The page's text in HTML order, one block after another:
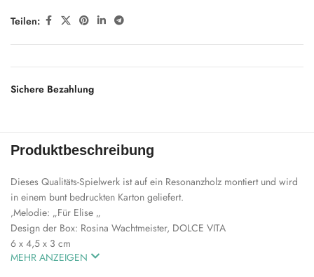
Teilen:
Sichere Bezahlung
Produktbeschreibung
Dieses Qualitäts-Spielwerk ist auf ein Resonanzholz montiert und wird
in einem bunt bedruckten Karton geliefert.
‚Melodie: „Für Elise „
Design der Box: Rosina Wachtmeister, DOLCE VITA
6 x 4,5 x 3 cm
MEHR ANZEIGEN